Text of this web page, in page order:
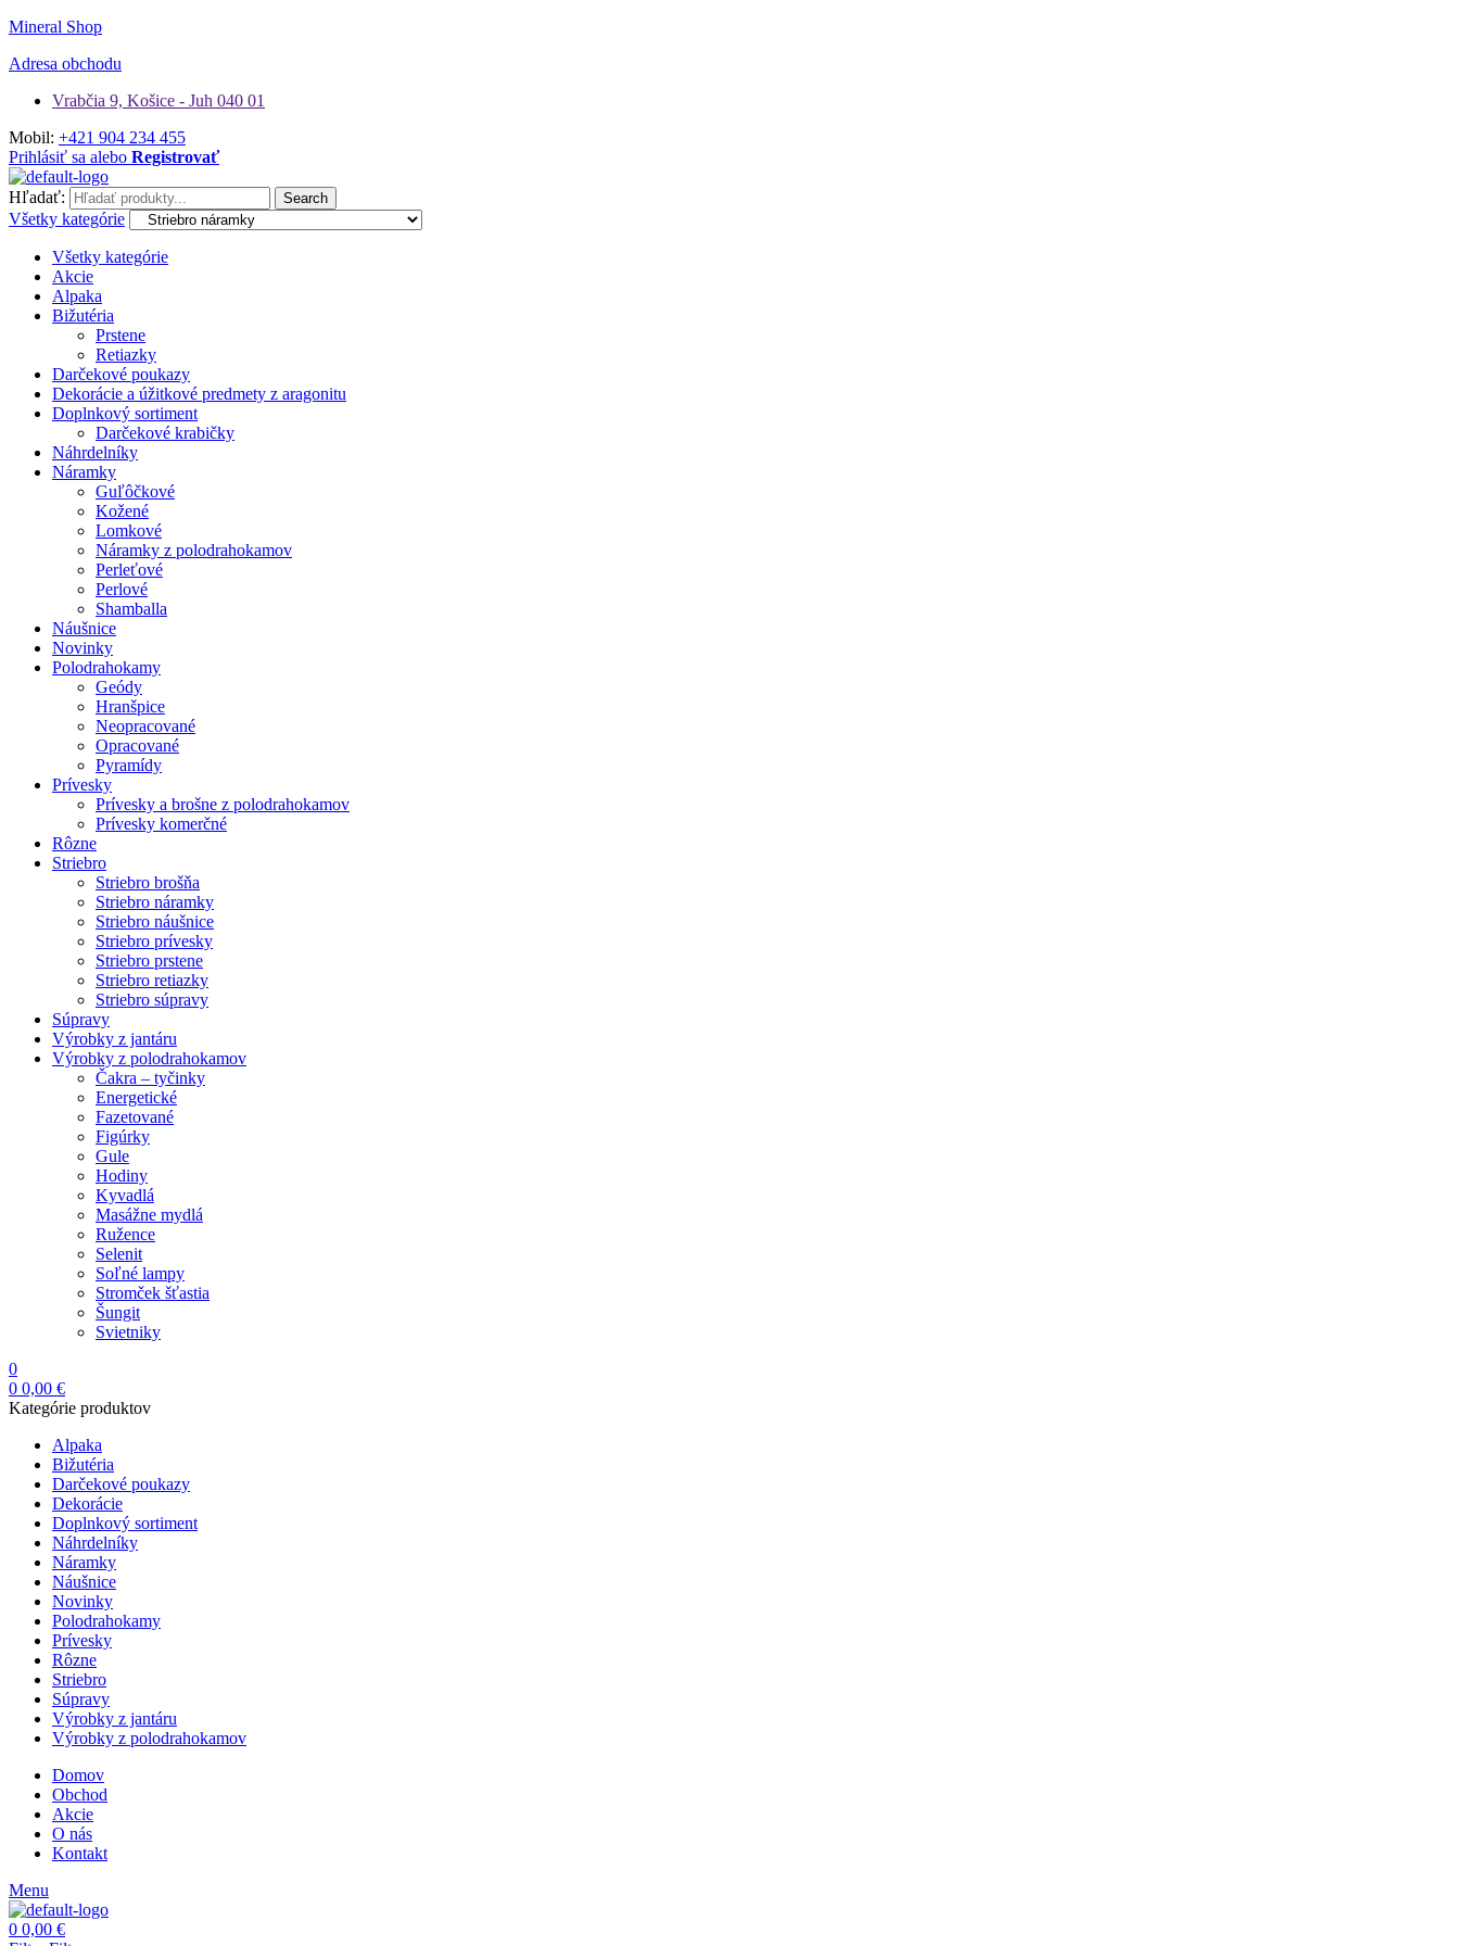
Mineral Shop
Adresa obchodu
Vrabčia 9, Košice - Juh 040 01
Mobil: +421 904 234 455
Prihlásiť sa alebo Registrovať
Hľadať: Search
Všetky kategórie
Všetky kategórie
Akcie
Alpaka
Bižutéria
Prstene
Retiazky
Darčekové poukazy
Dekorácie a úžitkové predmety z aragonitu
Doplnkový sortiment
Darčekové krabičky
Náhrdelníky
Náramky
Guľôčkové
Kožené
Lomkové
Náramky z polodrahokamov
Perleťové
Perlové
Shamballa
Náušnice
Novinky
Polodrahokamy
Geódy
Hranšpice
Neopracované
Opracované
Pyramídy
Prívesky
Prívesky a brošne z polodrahokamov
Prívesky komerčné
Rôzne
Striebro
Striebro brošňa
Striebro náramky
Striebro náušnice
Striebro prívesky
Striebro prstene
Striebro retiazky
Striebro súpravy
Súpravy
Výrobky z jantáru
Výrobky z polodrahokamov
Čakra – tyčinky
Energetické
Fazetované
Figúrky
Gule
Hodiny
Kyvadlá
Masážne mydlá
Ružence
Selenit
Soľné lampy
Stromček šťastia
Šungit
Svietniky
0
0 0,00 €
Kategórie produktov
Alpaka
Bižutéria
Darčekové poukazy
Dekorácie
Doplnkový sortiment
Náhrdelníky
Náramky
Náušnice
Novinky
Polodrahokamy
Prívesky
Rôzne
Striebro
Súpravy
Výrobky z jantáru
Výrobky z polodrahokamov
Domov
Obchod
Akcie
O nás
Kontakt
Menu
0 0,00 €